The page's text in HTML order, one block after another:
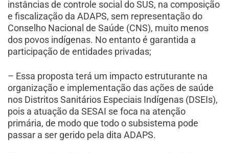
instâncias de controle social do SUS, na composição
e fiscalização da ADAPS, sem representação do
Conselho Nacional de Saúde (CNS), muito menos
dos povos indígenas. No entanto é garantida a
participação de entidades privadas;
– Essa proposta terá um impacto estruturante na
organização e implementação das ações de saúde
nos Distritos Sanitários Especiais Indígenas (DSEIs),
pois a atuação da SESAI se foca na atenção
primária, de modo que todo o subsistema pode
passar a ser gerido pela dita ADAPS.